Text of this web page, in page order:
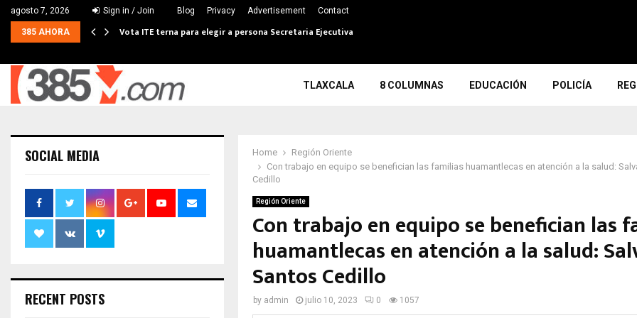
agosto 7, 2026 Sign in / Join Blog Privacy Advertisement Contact
385 AHORA Vota ITE terna para elegir a persona Secretaria Ejecutiva
TLAXCALA 8 COLUMNAS EDUCACIÓN POLICÍA
Home
Región Oriente
Con trabajo en equipo se benefician las familias huamantlecas en atención a la salud:
Cedillo
Región Oriente
Con trabajo en equipo se benefician las
huamantlecas en atención a la salud:
Santos Cedillo
by admin julio 10, 2023 0 1057
SOCIAL MEDIA
RECENT POSTS